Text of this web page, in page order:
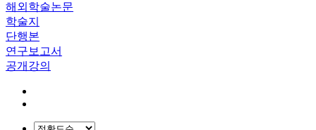
해외학술논문
학술지
단행본
연구보고서
공개강의